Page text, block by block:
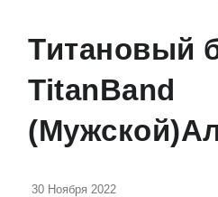
Титановый
TitanBand
30 Ноября 2022